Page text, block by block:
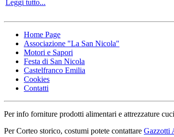
Leggi tutto...
Home Page
Associazione "La San Nicola"
Motori e Sapori
Festa di San Nicola
Castelfranco Emilia
Cookies
Contatti
Per info forniture prodotti alimentari e attrezzature
Per Corteo storico, costumi potete contattare Gazzotti